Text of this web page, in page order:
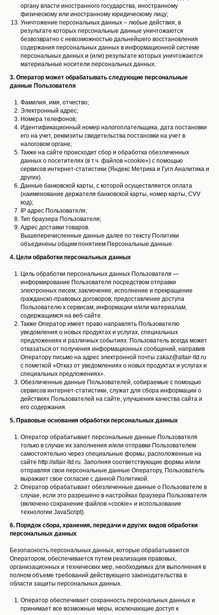
органу власти иностранного государства, иностранному
физическому или иностранному юридическому лицу;
Уничтожение персональных данных – любые действия, в
результате которых персональные данные уничтожаются
безвозвратно с невозможностью дальнейшего восстановления
содержания персональных данных в информационной системе
персональных данных и (или) результате которых уничтожаются
материальные носители персональных данных.
3. Оператор может обрабатывать следующие персональные
данные Пользователя
Фамилия, имя, отчество;
Электронный адрес;
Номера телефонов;
Идентификационный номер налогоплательщика, дата постановки
его на учет, реквизиты свидетельства постановки на учет в
налоговом органе;
Также на сайте происходит сбор и обработка обезличенных
данных о посетителях (в т.ч. файлов «cookie») с помощью
сервисов интернет-статистики (Яндекс Метрика и Гугл Аналитика и
других).
Данные банковской карты, с которой осуществляется оплата
(наименование держателя банковской карты, номер карты, CVV
код);
IP адрес Пользователя;
Тип браузера Пользователя;
Адрес доставки товаров.
Вышеперечисленные данные далее по тексту Политики
объединены общим понятием Персональные данные.
4. Цели обработки персональных данных
Цель обработки персональных данных Пользователя —
информирование Пользователя посредством отправки
электронных писем; заключение, исполнение и прекращение
гражданско-правовых договоров; предоставление доступа
Пользователю к сервисам, информации и/или материалам,
содержащимся на веб-сайте.
Также Оператор имеет право направлять Пользователю
уведомления о новых продуктах и услугах, специальных
предложениях и различных событиях. Пользователь всегда может
отказаться от получения информационных сообщений, направив
Оператору письмо на адрес электронной почты zakaz@altair-ltd.ru
с пометкой «Отказ от уведомлениях о новых продуктах и услугах и
специальных предложениях».
Обезличенные данные Пользователей, собираемые с помощью
сервисов интернет-статистики, служат для сбора информации о
действиях Пользователей на сайте, улучшения качества сайта и
его содержания.
5. Правовые основания обработки персональных данных
Оператор обрабатывает персональные данные Пользователя
только в случае их заполнения и/или отправки Пользователем
самостоятельно через специальные формы, расположенные на
сайте http://altair-ltd.ru. Заполняя соответствующие формы и/или
отправляя свои персональные данные Оператору, Пользователь
выражает свое согласие с данной Политикой.
Оператор обрабатывает обезличенные данные о Пользователе в
случае, если это разрешено в настройках браузера Пользователя
(включено сохранение файлов «cookie» и использование
технологии JavaScript).
6. Порядок сбора, хранения, передачи и других видов обработки
персональных данных
Безопасность персональных данных, которые обрабатываются
Оператором, обеспечивается путем реализации правовых,
организационных и технических мер, необходимых для выполнения в
полном объеме требований действующего законодательства в
области защиты персональных данных.
Оператор обеспечивает сохранность персональных данных и
принимает все возможные меры, исключающие доступ к